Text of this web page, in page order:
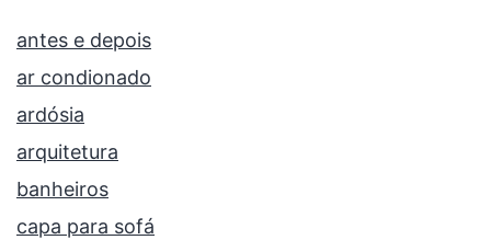
antes e depois
ar condionado
ardósia
arquitetura
banheiros
capa para sofá